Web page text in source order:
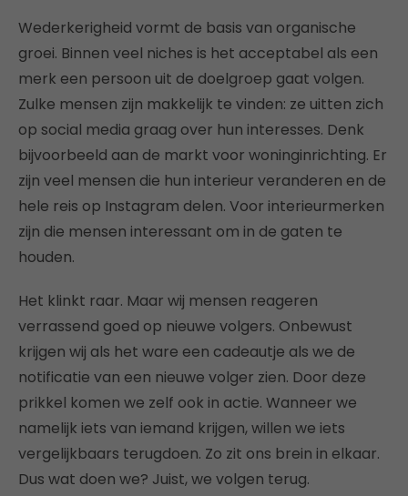
Wederkerigheid vormt de basis van organische
groei. Binnen veel niches is het acceptabel als een
merk een persoon uit de doelgroep gaat volgen.
Zulke mensen zijn makkelijk te vinden: ze uitten zich
op social media graag over hun interesses. Denk
bijvoorbeeld aan de markt voor woninginrichting. Er
zijn veel mensen die hun interieur veranderen en de
hele reis op Instagram delen. Voor interieurmerken
zijn die mensen interessant om in de gaten te
houden.
Het klinkt raar. Maar wij mensen reageren
verrassend goed op nieuwe volgers. Onbewust
krijgen wij als het ware een cadeautje als we de
notificatie van een nieuwe volger zien. Door deze
prikkel komen we zelf ook in actie. Wanneer we
namelijk iets van iemand krijgen, willen we iets
vergelijkbaars terugdoen. Zo zit ons brein in elkaar.
Dus wat doen we? Juist, we volgen terug.